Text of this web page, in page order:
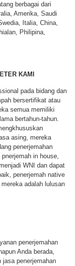
berbagai dari
Amerika, Saudi
Italia, China,
Philipina,
KAMI
pada bidang dan
bersertifikat atau
semua memiliki
bertahun-tahun.
asing, mereka
penerjemahan
in house,
WNI dan dapat
penerjemah native
adalah lulusan
penerjemahan
Anda berada,
jasa penerjemahan